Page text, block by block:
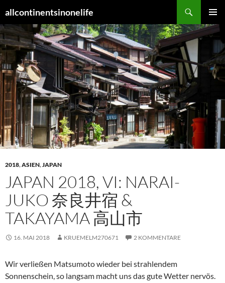
Inhalt
springen
allcontinentsinonelife
MENÜ
2018,ASIEN,JAPAN
JAPAN 2018, VI: NARAI-
JUKO 奈良井宿 &
TAKAYAMA 高山市
16. MAI 2018 KRUEMELM270671 2 KOMMENTARE
Wir verließen Matsumoto wieder bei strahlendem
Sonnenschein, so langsam macht uns das gute Wetter nervös.